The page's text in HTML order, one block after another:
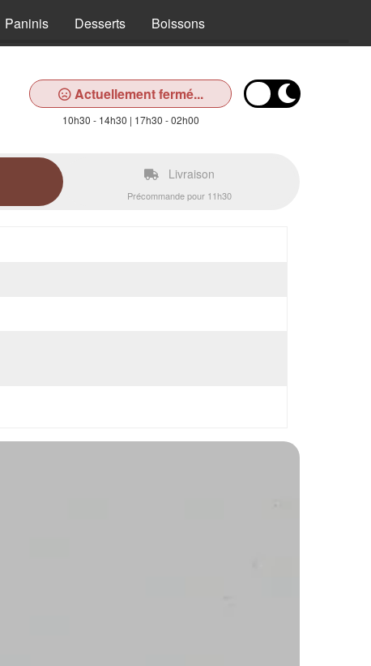
Paninis Desserts Boissons
Actuellement fermé...
10h30 - 14h30 | 17h30 - 02h00
Livraison
Précommande pour 11h30